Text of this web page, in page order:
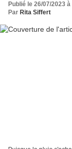
Publié le 26/07/2023
Par Rita Siffert